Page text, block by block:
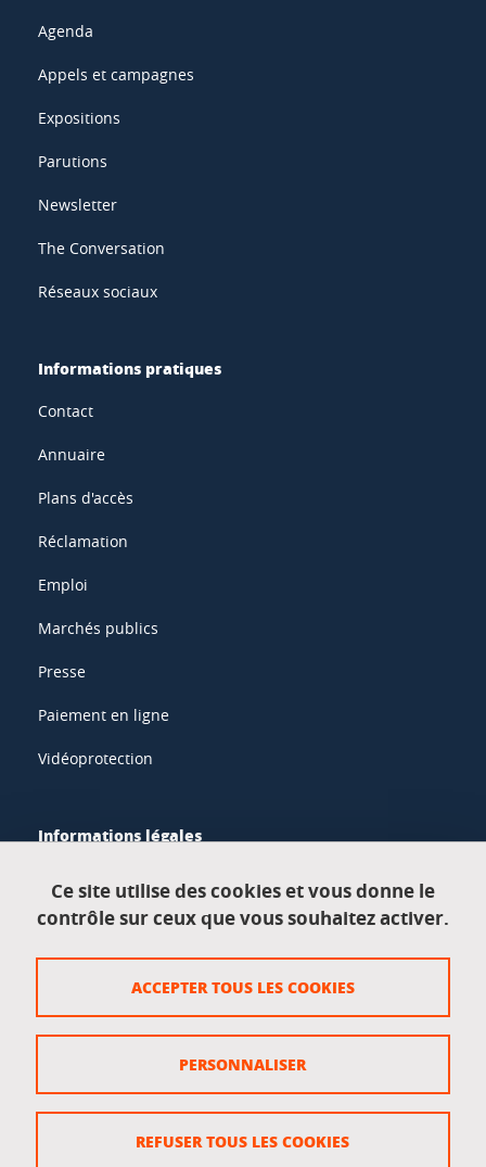
Agenda
Appels et campagnes
Expositions
Parutions
Newsletter
The Conversation
Réseaux sociaux
Informations pratiques
Contact
Annuaire
Plans d'accès
Réclamation
Emploi
Marchés publics
Presse
Paiement en ligne
Vidéoprotection
Informations légales
Données personnelles
Crédits
Gestion des cookies
Accessibilité : non conforme
Ce site utilise des cookies et vous donne le
contrôle sur ceux que vous souhaitez activer.
ACCEPTER TOUS LES COOKIES
REFUSER TOUS LES COOKIES
PERSONNALISER